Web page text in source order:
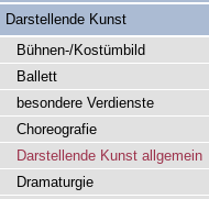
Darstellende Kunst
Bühnen-/Kostümbild
Ballett
besondere Verdienste
Choreografie
Darstellende Kunst allgemein
Dramaturgie